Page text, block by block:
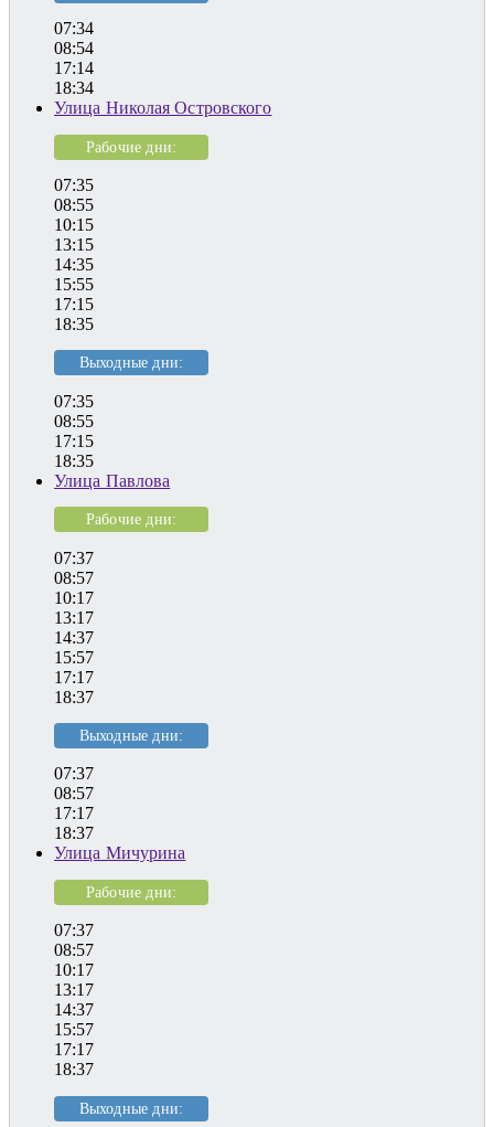
07:34
08:54
17:14
18:34
Улица Николая Островского
Рабочие дни:
07:35
08:55
10:15
13:15
14:35
15:55
17:15
18:35
Выходные дни:
07:35
08:55
17:15
18:35
Улица Павлова
Рабочие дни:
07:37
08:57
10:17
13:17
14:37
15:57
17:17
18:37
Выходные дни:
07:37
08:57
17:17
18:37
Улица Мичурина
Рабочие дни:
07:37
08:57
10:17
13:17
14:37
15:57
17:17
18:37
Выходные дни: